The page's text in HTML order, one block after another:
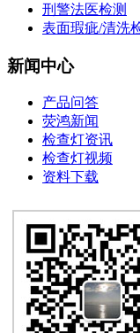
刑警法医检测
表面瑕疵/清洗
新闻中心
产品问答
荧鸿新闻
检查灯资讯
检查灯视频
资料下载